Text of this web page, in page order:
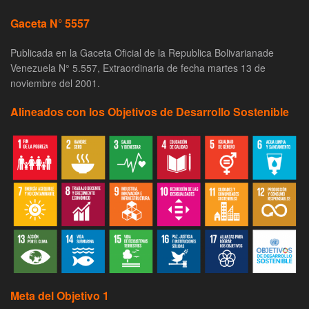
Gaceta N° 5557
Publicada en la Gaceta Oficial de la Republica Bolivarianade
Venezuela N° 5.557, Extraordinaria de fecha martes 13 de
noviembre del 2001.
Alineados con los Objetivos de Desarrollo Sostenible
Meta del Objetivo 1